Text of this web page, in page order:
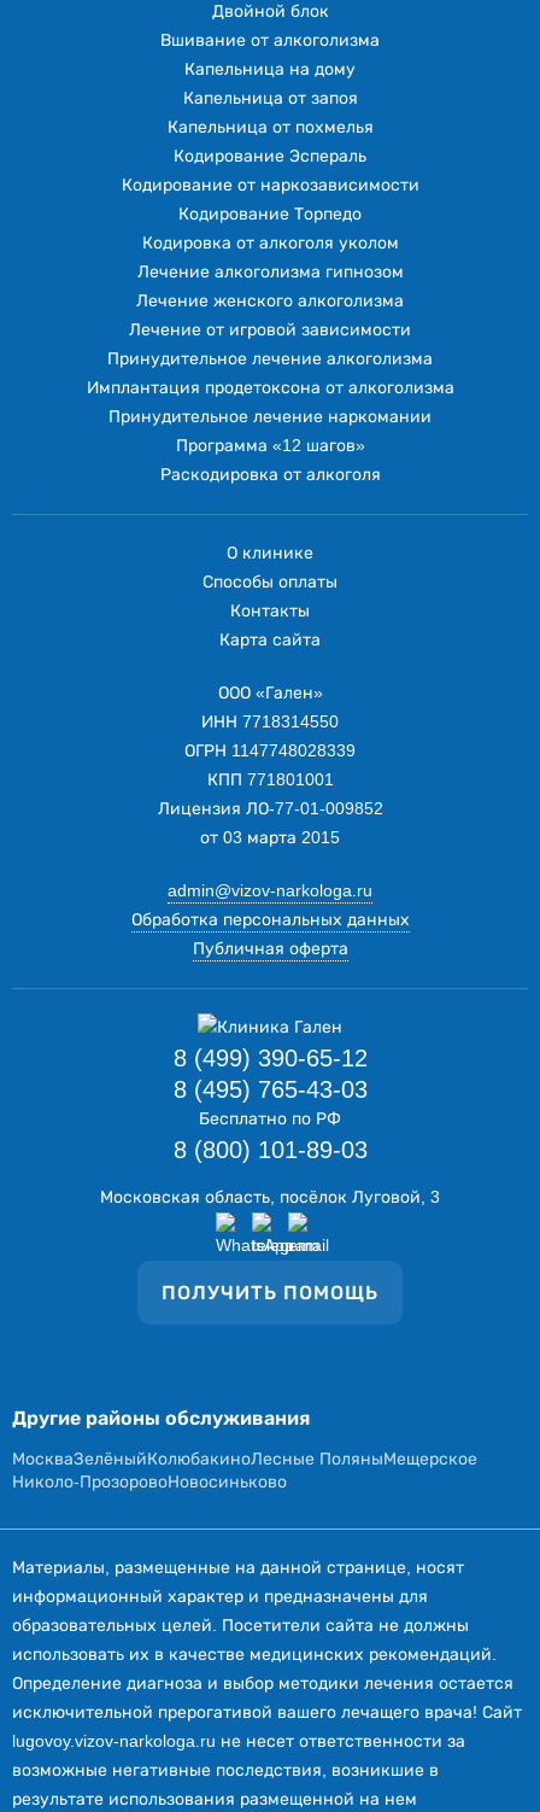
8 (499) 390-65-12
8 (495) 765-43-03
Бесплатно по РФ
8 (800) 101-89-03
ПОЛУЧИТЬ ПОМОЩЬ
Московская область, посёлок Луговой, 3
Двойной блок
Вшивание от алкоголизма
Капельница на дому
Капельница от запоя
Капельница от похмелья
Кодирование Эспераль
Кодирование от наркозависимости
Кодирование Торпедо
Кодировка от алкоголя уколом
Лечение алкоголизма гипнозом
Лечение женского алкоголизма
Лечение от игровой зависимости
Принудительное лечение алкоголизма
Имплантация продетоксона от алкоголизма
Принудительное лечение наркомании
Программа «12 шагов»
Раскодировка от алкоголя
О клинике
Способы оплаты
Контакты
Карта сайта
ООО «Гален»
ИНН 7718314550
ОГРН 1147748028339
КПП 771801001
Лицензия ЛО-77-01-009852
от 03 марта 2015
admin@vizov-narkologa.ru
Обработка персональных данных
Публичная оферта
Другие районы обслуживания
МоскваЗелёныйКолюбакиноЛесные ПоляныМещерское
Николо-ПрозоровоНовосиньково
Материалы, размещенные на данной странице, носят
информационный характер и предназначены для
образовательных целей. Посетители сайта не должны
использовать их в качестве медицинских рекомендаций.
Определение диагноза и выбор методики лечения остается
исключительной прерогативой вашего лечащего врача! Сайт
lugovoy.vizov-narkologa.ru не несет ответственности за
возможные негативные последствия, возникшие в
результате использования размещенной на нем